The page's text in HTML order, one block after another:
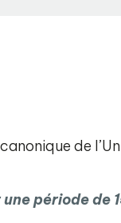
de
période